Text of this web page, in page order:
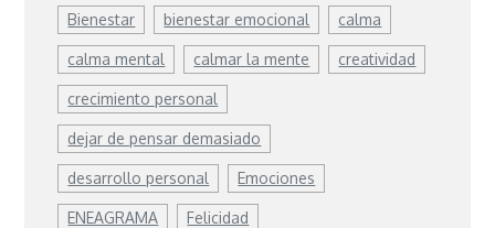
Bienestar bienestar emocional calma
calma mental calmar la mente creatividad
crecimiento personal
dejar de pensar demasiado
desarrollo personal Emociones
ENEAGRAMA Felicidad